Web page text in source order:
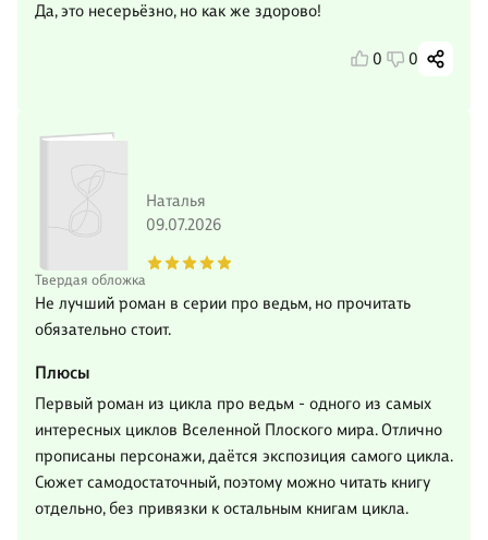
Да, это несерьёзно, но как же здорово!
0 0
Твердая обложка
Наталья
09.07.2026
Не лучший роман в серии про ведьм, но прочитать
обязательно стоит.
Плюсы
Первый роман из цикла про ведьм - одного из самых
интересных циклов Вселенной Плоского мира. Отлично
прописаны персонажи, даётся экспозиция самого цикла.
Сюжет самодостаточный, поэтому можно читать книгу
отдельно, без привязки к остальным книгам цикла.